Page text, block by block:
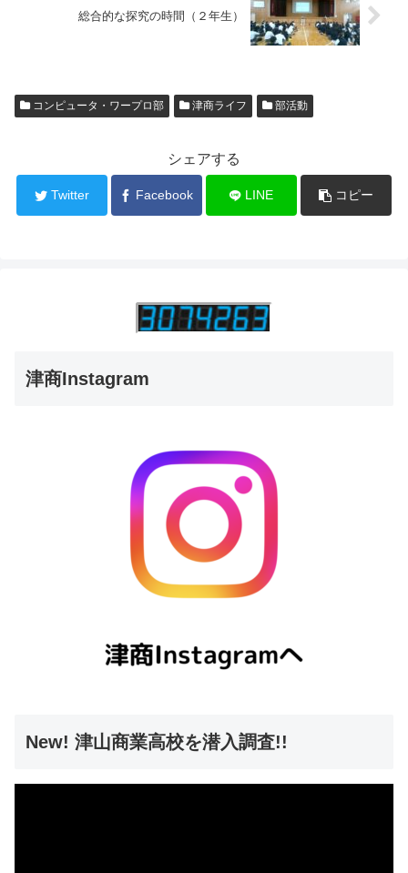
総合的な探究の時間（２年生）
コンピュータ・ワープロ部 津商ライフ 部活動
シェアする
Twitter Facebook LINE コピー
津商Instagram
New! 津山商業高校を潜入調査!!